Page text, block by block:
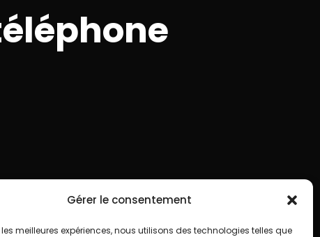
Gérer le consentement
les meilleures expériences, nous utilisons des technologies telles que